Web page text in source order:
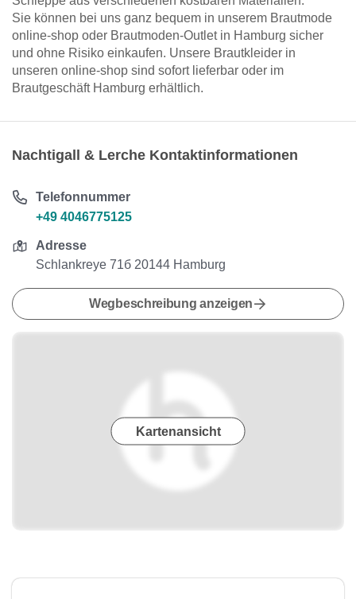
Sie können bei uns ganz bequem in unserem Brautmode
online-shop oder Brautmoden-Outlet in Hamburg sicher
und ohne Risiko einkaufen. Unsere Brautkleider in
unseren online-shop sind sofort lieferbar oder im
Brautgeschäft Hamburg erhältlich.
Nachtigall & Lerche Kontaktinformationen
Telefonnummer
+49 4046775125
Adresse
Schlankreye 71б 20144 Hamburg
Wegbeschreibung anzeigen
Kartenansicht